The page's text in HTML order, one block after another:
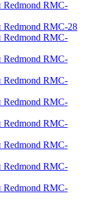
Redmond RMC-
Redmond RMC-28
Redmond RMC-
Redmond RMC-
Redmond RMC-
Redmond RMC-
Redmond RMC-
Redmond RMC-
Redmond RMC-
Redmond RMC-